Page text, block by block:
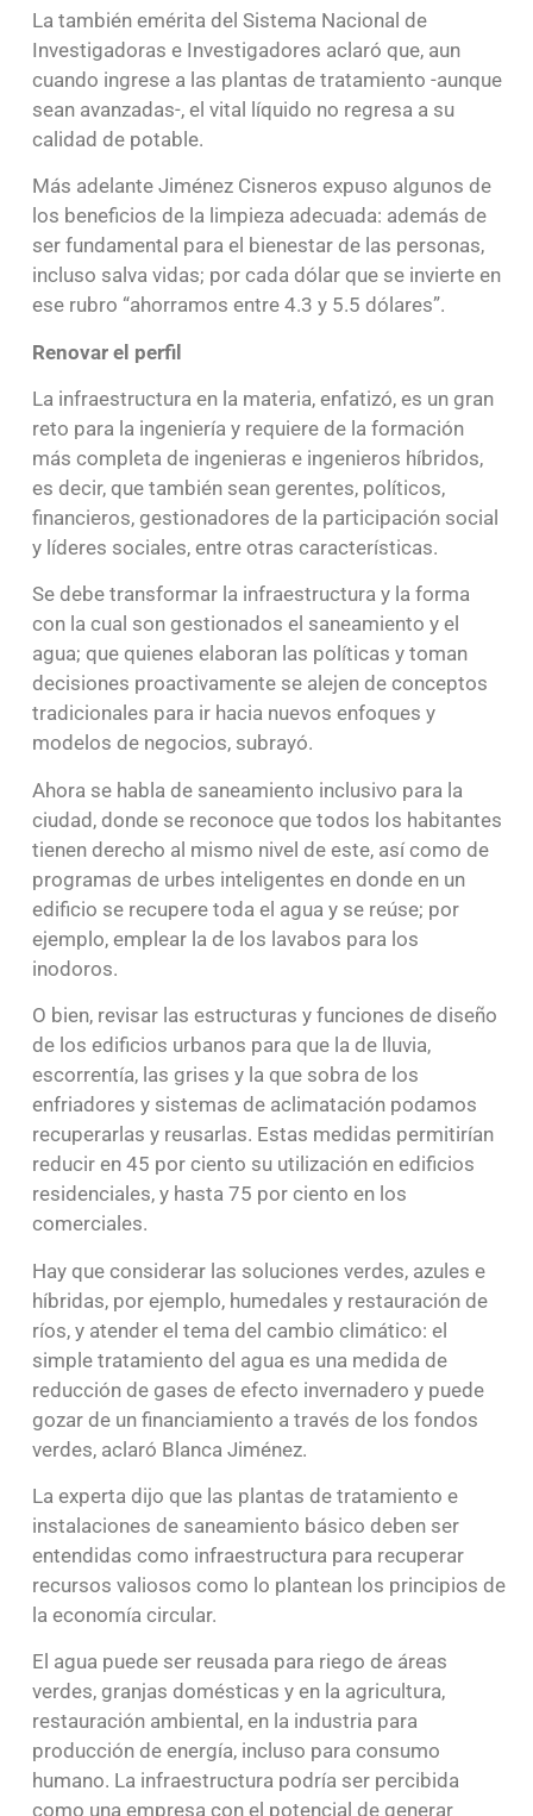
La también emérita del Sistema Nacional de
Investigadoras e Investigadores aclaró que, aun
cuando ingrese a las plantas de tratamiento -aunque
sean avanzadas-, el vital líquido no regresa a su
calidad de potable.
Más adelante Jiménez Cisneros expuso algunos de
los beneficios de la limpieza adecuada: además de
ser fundamental para el bienestar de las personas,
incluso salva vidas; por cada dólar que se invierte en
ese rubro “ahorramos entre 4.3 y 5.5 dólares”.
Renovar el perfil
La infraestructura en la materia, enfatizó, es un gran
reto para la ingeniería y requiere de la formación
más completa de ingenieras e ingenieros híbridos,
es decir, que también sean gerentes, políticos,
financieros, gestionadores de la participación social
y líderes sociales, entre otras características.
Se debe transformar la infraestructura y la forma
con la cual son gestionados el saneamiento y el
agua; que quienes elaboran las políticas y toman
decisiones proactivamente se alejen de conceptos
tradicionales para ir hacia nuevos enfoques y
modelos de negocios, subrayó.
Ahora se habla de saneamiento inclusivo para la
ciudad, donde se reconoce que todos los habitantes
tienen derecho al mismo nivel de este, así como de
programas de urbes inteligentes en donde en un
edificio se recupere toda el agua y se reúse; por
ejemplo, emplear la de los lavabos para los
inodoros.
O bien, revisar las estructuras y funciones de diseño
de los edificios urbanos para que la de lluvia,
escorrentía, las grises y la que sobra de los
enfriadores y sistemas de aclimatación podamos
recuperarlas y reusarlas. Estas medidas permitirían
reducir en 45 por ciento su utilización en edificios
residenciales, y hasta 75 por ciento en los
comerciales.
Hay que considerar las soluciones verdes, azules e
híbridas, por ejemplo, humedales y restauración de
ríos, y atender el tema del cambio climático: el
simple tratamiento del agua es una medida de
reducción de gases de efecto invernadero y puede
gozar de un financiamiento a través de los fondos
verdes, aclaró Blanca Jiménez.
La experta dijo que las plantas de tratamiento e
instalaciones de saneamiento básico deben ser
entendidas como infraestructura para recuperar
recursos valiosos como lo plantean los principios de
la economía circular.
El agua puede ser reusada para riego de áreas
verdes, granjas domésticas y en la agricultura,
restauración ambiental, en la industria para
producción de energía, incluso para consumo
humano. La infraestructura podría ser percibida
como una empresa con el potencial de generar